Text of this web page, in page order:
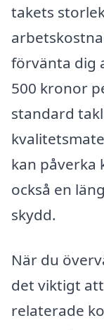
takets
förvänta dig
500 kronor
standard
kan påverka
också en
skydd.
När du
det viktigt
relaterade